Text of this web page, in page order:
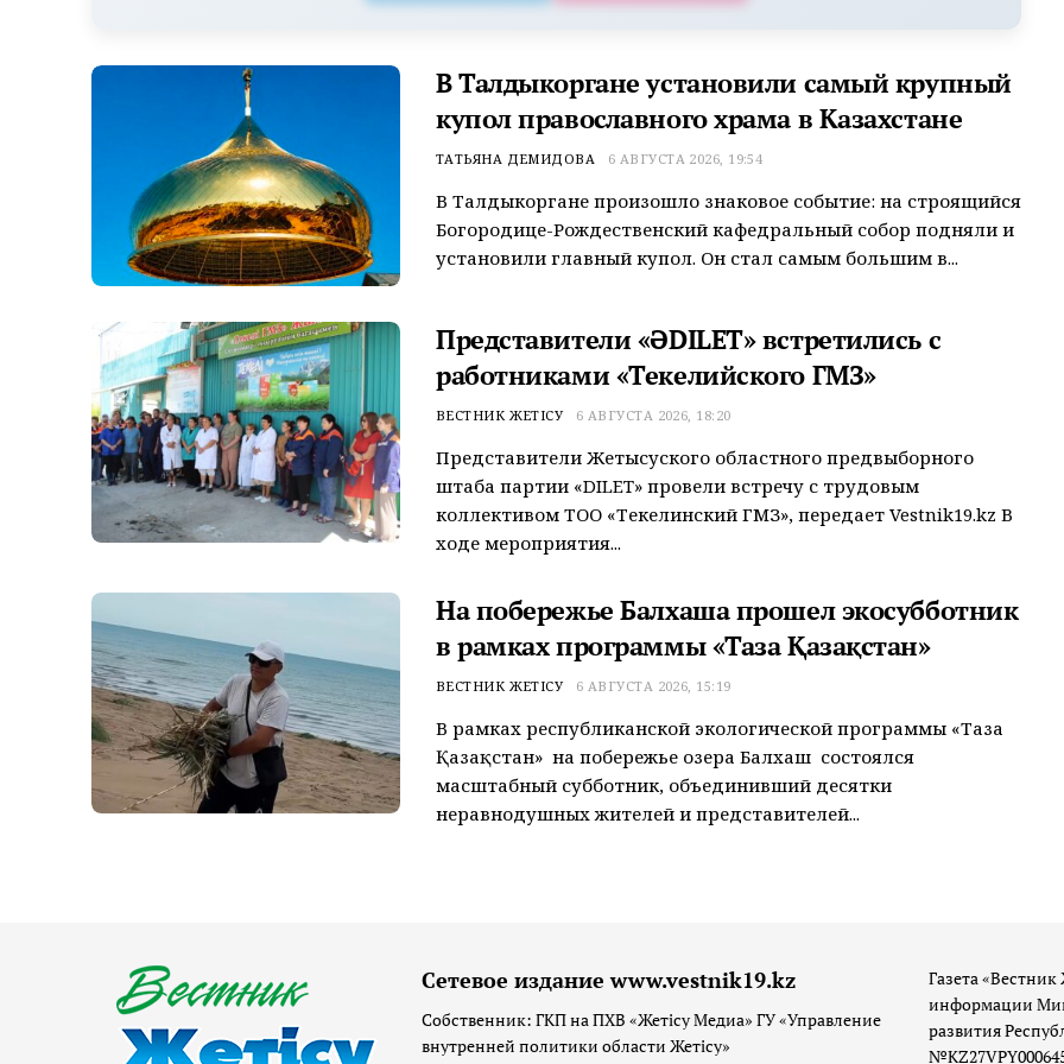
В Талдыкоргане установили самый крупный
купол православного храма в Казахстане
ТАТЬЯНА ДЕМИДОВА 6 АВГУСТА 2026, 19:54
В Талдыкоргане произошло знаковое событие: на строящийся
Богородице-Рождественский кафедральный собор подняли и
установили главный купол. Он стал самым большим в...
Представители «ӘDILET» встретились с
работниками «Текелийского ГМЗ»
ВЕСТНИК ЖЕТІСУ 6 АВГУСТА 2026, 18:20
Представители Жетысуского областного предвыборного
штаба партии «ӘDILET» провели встречу с трудовым
коллективом ТОО «Текелинский ГМЗ», передает Vestnik19.kz В
ходе мероприятия...
На побережье Балхаша прошел экосубботник
в рамках программы «Таза Қазақстан»
ВЕСТНИК ЖЕТІСУ 6 АВГУСТА 2026, 15:19
В рамках республиканской экологической программы «Таза
Қазақстан» на побережье озера Балхаш состоялся
масштабный субботник, объединивший десятки
неравнодушных жителей и представителей...
Сетевое издание www.vestnik19.kz
Собственник: ГКП на ПХВ «Жетісу Медиа» ГУ «Управление
внутренней политики области Жетісу»
Газета «Вестник
информации
развития